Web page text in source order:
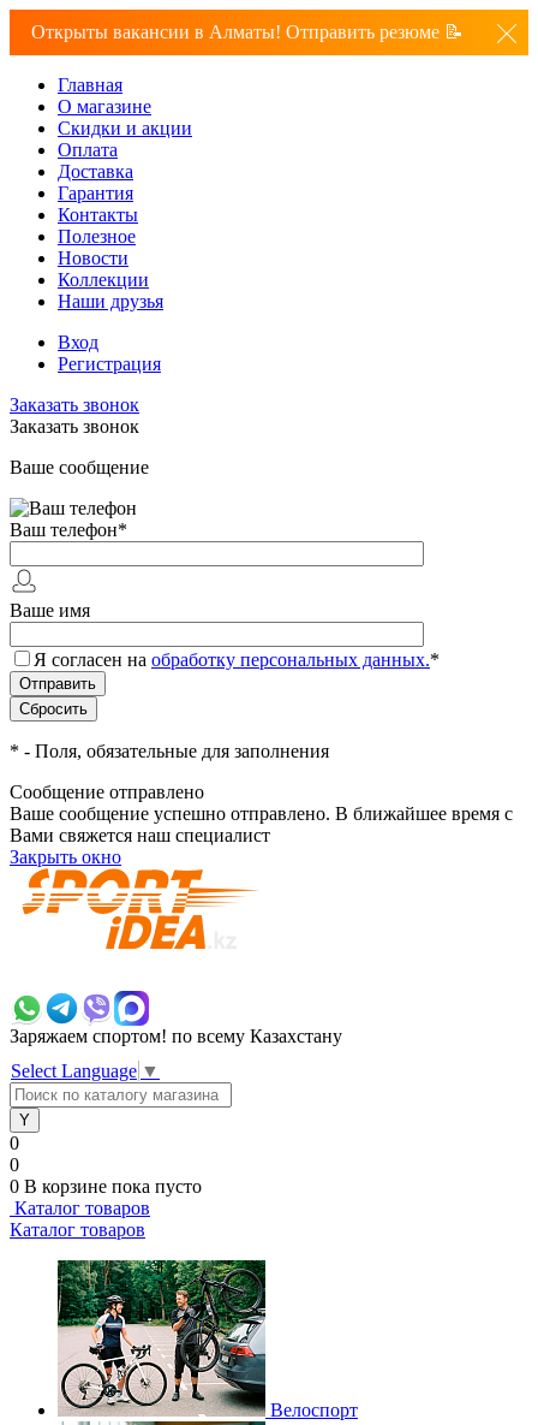
Открыты вакансии в Алматы! Отправить резюме 📝
Главная
О магазине
Скидки и акции
Оплата
Доставка
Гарантия
Контакты
Полезное
Новости
Коллекции
Наши друзья
Вход
Регистрация
Заказать звонок
Заказать звонок
Ваше сообщение
Ваш телефон*
Ваше имя
Я согласен на обработку персональных данных.*
* - Поля, обязательные для заполнения
Сообщение отправлено
Ваше сообщение успешно отправлено. В ближайшее время с
Вами свяжется наш специалист
Закрыть окно
Заряжаем спортом! по всему Казахстану
Select Language ▼
0
0
0 В корзине пока пусто
Каталог товаров
Каталог товаров
Велоспорт